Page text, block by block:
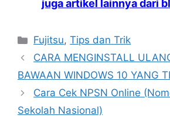
juga artikel lainnya dari
Categories
Fujitsu,Tips dan Trik
CARA MENGINSTALL
BAWAAN WINDOWS 10 YANG
Cara Cek NPSN Online
Sekolah Nasional)